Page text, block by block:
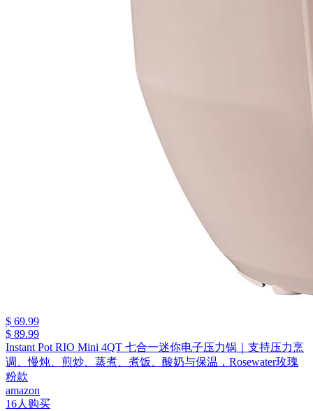
$ 69.99
$ 89.99
Instant Pot RIO Mini 4QT 七合一迷你电子压力锅｜支持压力烹
调、慢炖、煎炒、蒸煮、煮饭、酸奶与保温，Rosewater玫瑰
粉款
amazon
16人购买